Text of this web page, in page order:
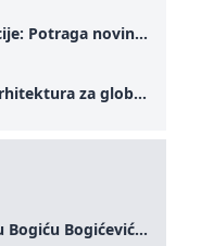
IFIMES dodijelio Zlatnu medalju Bogiću Bogićeviću za izuzetan doprinos demokratskim vrijednostima i miru
Od faksa do umjetne inteligencije: Potraga novinarstva za istinom u digitalnom dobu
„Strateška stabilnost“ - Nova arhitektura za globalnu saradnju